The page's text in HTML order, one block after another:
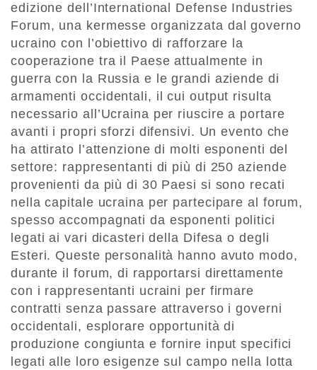
edizione dell’International Defense Industries
Forum, una kermesse organizzata dal governo
ucraino con l’obiettivo di rafforzare la
cooperazione tra il Paese attualmente in
guerra con la Russia e le grandi aziende di
armamenti occidentali, il cui output risulta
necessario all’Ucraina per riuscire a portare
avanti i propri sforzi difensivi. Un evento che
ha attirato l’attenzione di molti esponenti del
settore: rappresentanti di più di 250 aziende
provenienti da più di 30 Paesi si sono recati
nella capitale ucraina per partecipare al forum,
spesso accompagnati da esponenti politici
legati ai vari dicasteri della Difesa o degli
Esteri. Queste personalità hanno avuto modo,
durante il forum, di rapportarsi direttamente
con i rappresentanti ucraini per firmare
contratti senza passare attraverso i governi
occidentali, esplorare opportunità di
produzione congiunta e fornire input specifici
legati alle loro esigenze sul campo nella lotta